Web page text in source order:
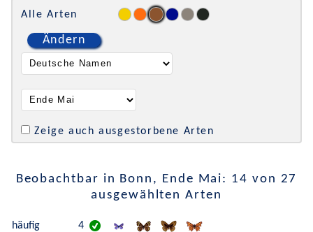
Alle Arten
Ändern
Zeige auch ausgestorbene Arten
Beobachtbar in Bonn, Ende Mai: 14 von 27
ausgewählten Arten
häufig
4